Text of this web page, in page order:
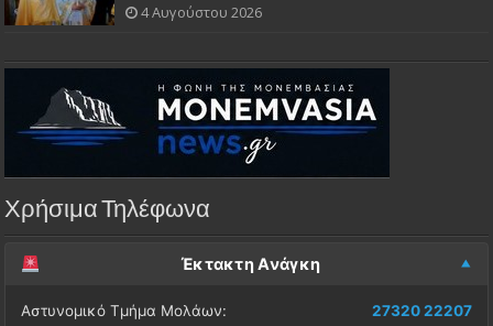
4 Αυγούστου 2026
Χρήσιμα Τηλέφωνα
Έκτακτη Ανάγκη
Αστυνομικό Τμήμα Μολάων: 27320 22207